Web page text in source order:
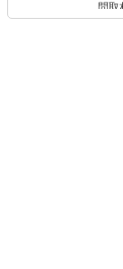
問取
りや